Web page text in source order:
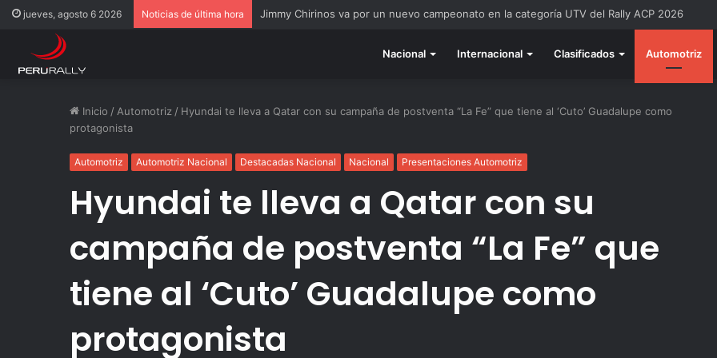
jueves, agosto 6 2026 Noticias de última hora Rally Pisco 2026: todo listo para la gran final del RallyACP
Nacional Internacional Clasificados Automotriz
Inicio / Automotriz / Hyundai te lleva a Qatar con su campaña de postventa “La Fe” que tiene al ‘Cuto’ Guadalupe como
protagonista
Automotriz Automotriz Nacional Destacadas Nacional Nacional Presentaciones Automotriz
Hyundai te lleva a Qatar con su
campaña de postventa “La Fe” que
tiene al ‘Cuto’ Guadalupe como
protagonista